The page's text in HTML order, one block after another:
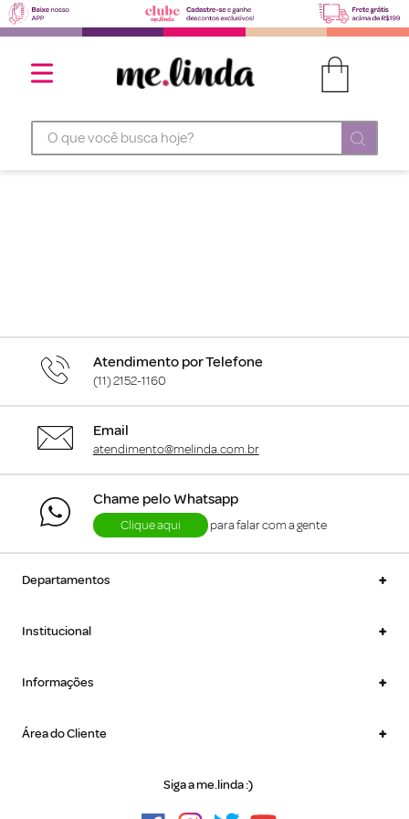
O que você busca hoje?
Atendimento por Telefone
(11) 2152-1160
Email
atendimento@melinda.com.br
Chame pelo Whatsapp
Clique aqui para falar com a gente
Departamentos +
Institucional +
Informações +
Área do Cliente +
Siga a me.linda :)